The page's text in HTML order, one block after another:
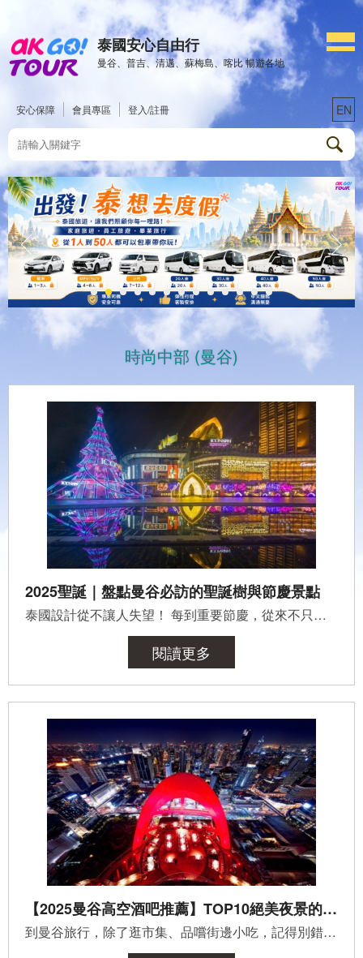
泰國安心自由行
曼谷、普吉、清邁、蘇梅島、喀比 暢遊各地
安心保障 會員專區 登入/註冊 EN
時尚中部 (曼谷)
2025聖誕｜盤點曼谷必訪的聖誕樹與節慶景點
泰國設計從不讓人失望！ 每到重要節慶，從來不只是過節而已，會把整個國家的文化、設計、氣氛全部揉進去。...
閱讀更多
【2025曼谷高空酒吧推薦】TOP10絕美夜景的天際線微醺時光
到曼谷旅行，除了逛市集、品嚐街邊小吃，記得別錯過登上高空酒吧，從雲端俯瞰這座不夜城，氣氛超級Chill。無...